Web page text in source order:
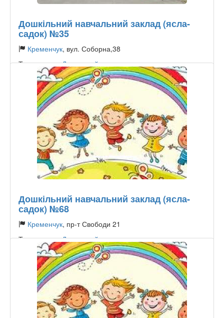
Дошкільний навчальний заклад (ясла-
садок) №35
Кременчук, вул. Соборна,38
Тип садочку:Державний
Дошкільний навчальний заклад (ясла-
садок) №68
Кременчук, пр-т Свободи 21
Тип садочку:Державний